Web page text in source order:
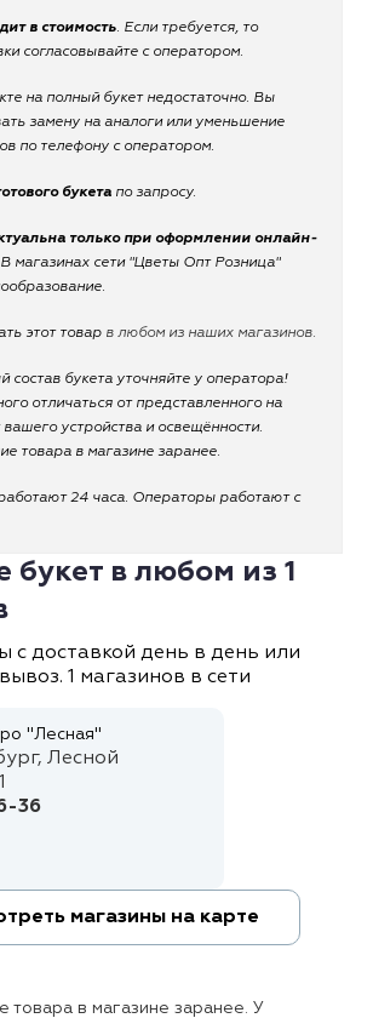
в стоимость. Если требуется, то
согласовывайте с оператором.
на полный букет недостаточно. Вы
замену на аналоги или уменьшение
по телефону с оператором.
букета по запросу.
только при оформлении онлайн-
В магазинах сети "Цветы Опт Розница"
этот товар в любом из наших магазинов.
состав букета уточняйте у оператора!
отличаться от представленного на
вашего устройства и освещённости.
товара в магазине заранее.
24 часа. Операторы работают с
букет в любом из 1
с доставкой день в день или
1 магазинов в сети
"Лесная"
Лесной
36
магазины на карте
товара в магазине заранее. У